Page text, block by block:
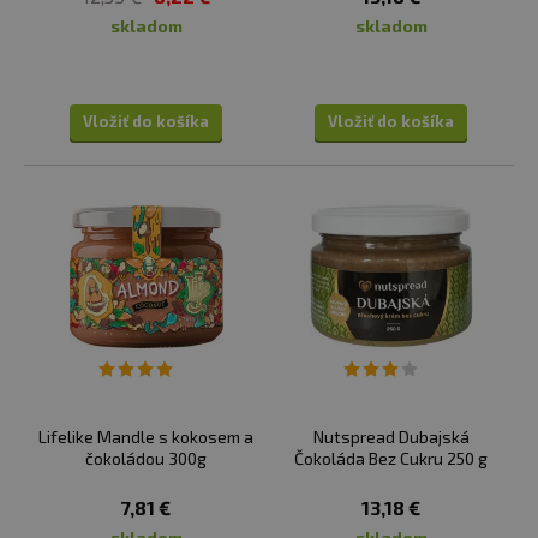
arašidové maslá aj orechy. Vybrané produkty spĺňajú
skladom
Vložiť do košíka
skladom
Vložiť do košíka
Lifelike Mandle s kokosem a
čokoládou 300g
7,81 €
Nutspread Dubajská
Čokoláda Bez Cukru 250 g
13,18 €